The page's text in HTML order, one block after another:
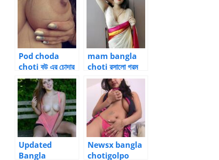
Pod choda
choti বউ এর চোদার
চটি গল্প 3
mam bangla
choti রসালো গরম
ভোদায় ধোন বাংলা চটি
Updated
Bangla
Newsx bangla
chotigolpo